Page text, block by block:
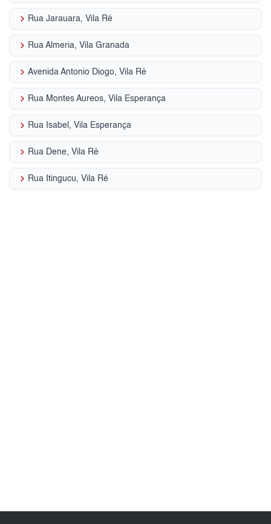
keyboard_arrow_right Rua Jarauara, Vila Ré
keyboard_arrow_right Rua Almeria, Vila Granada
keyboard_arrow_right Avenida Antonio Diogo, Vila Ré
keyboard_arrow_right Rua Montes Aureos, Vila Esperança
keyboard_arrow_right Rua Isabel, Vila Esperança
keyboard_arrow_right Rua Dene, Vila Ré
keyboard_arrow_right Rua Itingucu, Vila Ré